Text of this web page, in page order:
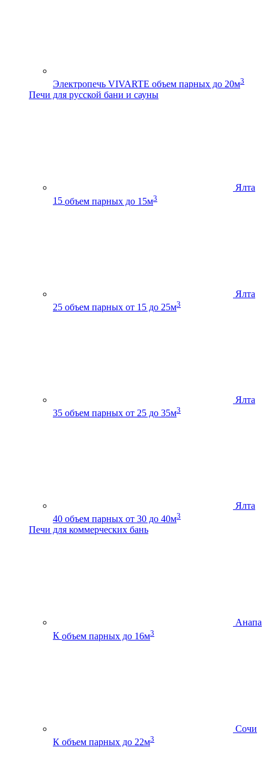
Электропечь VIVARTE объем парных до 20м3
Печи для русской бани и сауны
Ялта
15 объем парных до 15м3
Ялта
25 объем парных от 15 до 25м3
Ялта
35 объем парных от 25 до 35м3
Ялта
40 объем парных от 30 до 40м3
Печи для коммерческих бань
Анапа
К объем парных до 16м3
Сочи
К объем парных до 22м3